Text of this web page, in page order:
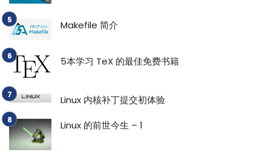
Makefile 简介
5本学习 TeX 的最佳免费书籍
Linux 内核补丁提交初体验
Linux 的前世今生 – 1